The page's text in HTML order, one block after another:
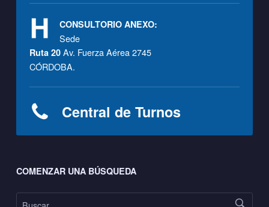
CONSULTORIO ANEXO:
Sede
Ruta 20Av. Fuerza Aérea 2745
CÓRDOBA.
Central de Turnos
COMENZAR UNA BÚSQUEDA
Buscar: